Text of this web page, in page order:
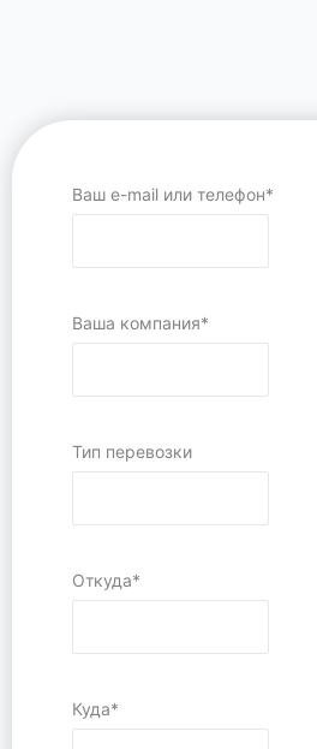
Ваш e-mail или телефон*
Ваша компания*
Тип перевозки
Откуда*
Куда*